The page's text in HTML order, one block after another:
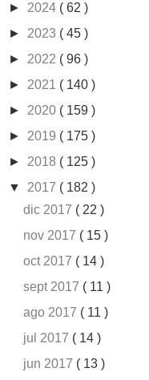
► 2024 ( 62 )
► 2023 ( 45 )
► 2022 ( 96 )
► 2021 ( 140 )
► 2020 ( 159 )
► 2019 ( 175 )
► 2018 ( 125 )
▼ 2017 ( 182 )
dic 2017 ( 22 )
nov 2017 ( 15 )
oct 2017 ( 14 )
sept 2017 ( 11 )
ago 2017 ( 11 )
jul 2017 ( 14 )
jun 2017 ( 13 )